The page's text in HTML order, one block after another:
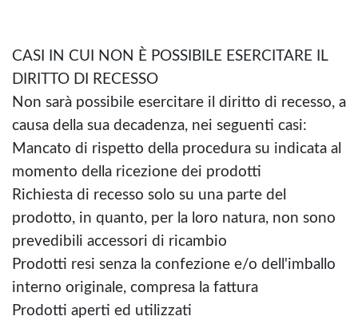
CASI IN CUI NON È POSSIBILE ESERCITARE IL
DIRITTO DI RECESSO
Non sarà possibile esercitare il diritto di recesso, a
causa della sua decadenza, nei seguenti casi:
Mancato di rispetto della procedura su indicata al
momento della ricezione dei prodotti
Richiesta di recesso solo su una parte del
prodotto, in quanto, per la loro natura, non sono
prevedibili accessori di ricambio
Prodotti resi senza la confezione e/o dell'imballo
interno originale, compresa la fattura
Prodotti aperti ed utilizzati